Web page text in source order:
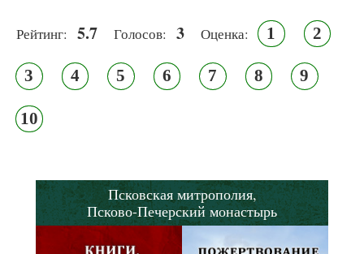
Рейтинг: 5.7 Голосов: 3 Оценка: 1 2
3 4 5 6 7 8 9
10
Псковская митрополия,
Псково-Печерский монастырь